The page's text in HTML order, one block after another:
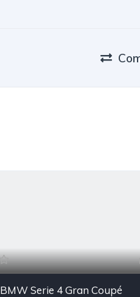
BMW Serie 4 Gran Coupé